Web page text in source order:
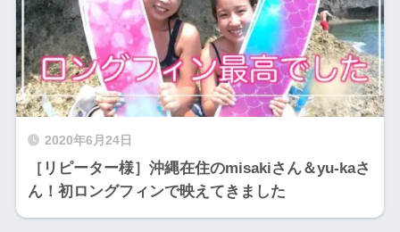
2020年6月24日
［リピーター様］沖縄在住のmisakiさん＆yu-kaさ
ん！初ロングフィンで映えてきました